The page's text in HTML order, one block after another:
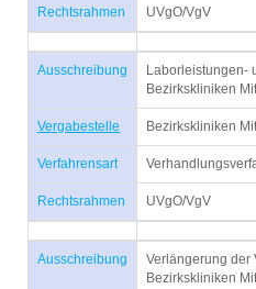
Rechtsrahmen UVgO/VgV
Ausschreibung
Laborleistungen-
Bezirkskliniken
Vergabestelle Bezirkskliniken
Verfahrensart
Rechtsrahmen UVgO/VgV
Ausschreibung
Verlängerung der
Bezirkskliniken